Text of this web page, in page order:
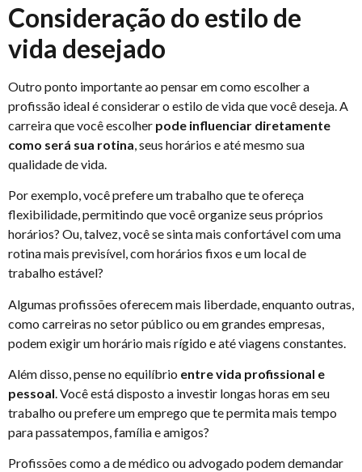
Consideração do estilo de
vida desejado
Outro ponto importante ao pensar em como escolher a
profissão ideal é considerar o estilo de vida que você deseja. A
carreira que você escolher pode influenciar diretamente
como será sua rotina , seus horários e até mesmo sua
qualidade de vida.
Por exemplo, você prefere um trabalho que te ofereça
flexibilidade, permitindo que você organize seus próprios
horários? Ou, talvez, você se sinta mais confortável com uma
rotina mais previsível, com horários fixos e um local de
trabalho estável?
Algumas profissões oferecem mais liberdade, enquanto outras,
como carreiras no setor público ou em grandes empresas,
podem exigir um horário mais rígido e até viagens constantes.
Além disso, pense no equilíbrio entre vida profissional e
pessoal. Você está disposto a investir longas horas em seu
trabalho ou prefere um emprego que te permita mais tempo
para passatempos, família e amigos?
Profissões como a de médico ou advogado podem demandar